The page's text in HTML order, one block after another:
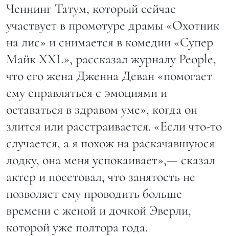
Ченнинг Татум, который сейчас
участвует в промотуре драмы «Охотник
на лис» и снимается в комедии «Супер
Майк XXL», рассказал журналу People,
что его жена Дженна Деван «помогает
ему справляться с эмоциями и
оставаться в здравом уме», когда он
злится или расстраивается. «Если что-то
случается, а я похож на раскачавшуюся
лодку, она меня успокаивает»,— сказал
актер и посетовал, что занятость не
позволяет ему проводить больше
времени с женой и дочкой Эверли,
которой уже полтора года.